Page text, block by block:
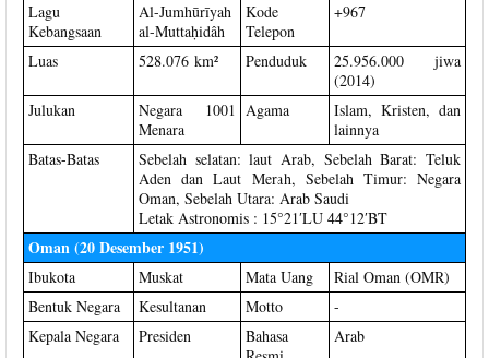
Lagu
Kebangsaan
Al-Jumhūrīyah
al-Muttaḥidâh
Kode
Telepon
+967
Luas 528.076 km² Penduduk
25.956.000 jiwa
(2014)
Julukan
Negara 1001
Menara
Agama
Islam, Kristen, dan
lainnya
Batas-Batas
Sebelah selatan: laut Arab, Sebelah Barat: Teluk
Aden dan Laut Merah, Sebelah Timur: Negara
Oman, Sebelah Utara: Arab Saudi
Letak Astronomis : 15°21′LU 44°12′BT
Oman (20 Desember 1951)
Ibukota Muskat Mata Uang
Rial Oman (OMR)
Bentuk Negara
Kesultanan Motto
-
Kepala Negara
Presiden
Bahasa
Arab